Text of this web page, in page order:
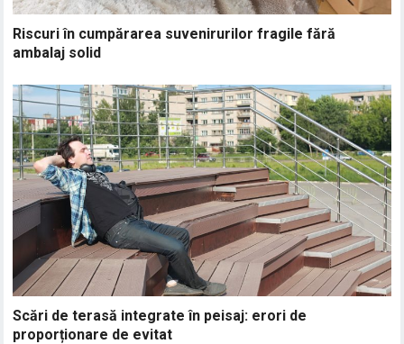
Riscuri în cumpărarea suvenirurilor fragile fără
ambalaj solid
Scări de terasă integrate în peisaj: erori de
proporționare de evitat